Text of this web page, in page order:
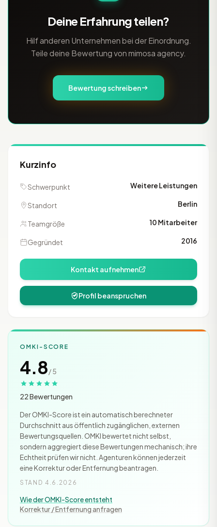
Deine Erfahrung teilen?
Hilf anderen Unternehmen bei der Einordnung.
Teile deine Bewertung von mimosa agency.
Bewertung schreiben
Kurzinfo
Schwerpunkt Weitere Leistungen
Standort Berlin
Teamgröße 10 Mitarbeiter
Gegründet 2016
Kontakt aufnehmen
Profil beanspruchen
OMKI-SCORE
4.8/ 5
22 Bewertungen
Der OMKI-Score ist ein automatisch berechneter
Durchschnitt aus öffentlich zugänglichen, externen
Bewertungsquellen. OMKI bewertet nicht selbst,
sondern aggregiert diese Bewertungen mechanisch; ihre
Echtheit prüfen wir nicht. Agenturen können jederzeit
eine Korrektur oder Entfernung beantragen.
STAND 4.6.2026
Wie der OMKI-Score entsteht
Korrektur / Entfernung anfragen